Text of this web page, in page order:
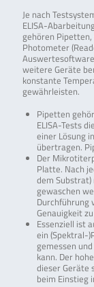
Je nach
ELISA-
gehören Pipetten,
Photometer
weitere Geräte
konstante
gewährleisten.
Pipetten
ELISA-Tests
einer Lösung
übertragen.
Der
Platte. Nach
dem
gewaschen
Durchführung
Genauigkeit
Essenziell ist
ein (Spektral-
gemessen
kann. Der
dieser Geräte
beim Einstieg